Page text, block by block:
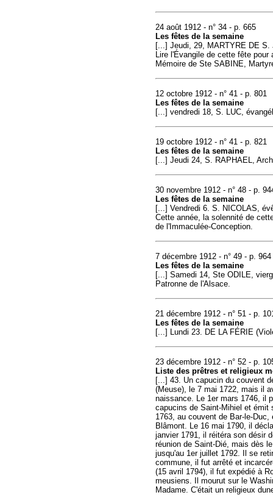
24 août 1912 - n° 34 - p. 665
Les fêtes de la semaine
[...] Jeudi, 29, MARTYRE DE
Lire l'Évangile de cette fête
Mémoire de Ste SABINE,
12 octobre 1912 - n° 41 - p. 801
Les fêtes de la semaine
[...] vendredi 18, S. LUC,
19 octobre 1912 - n° 41 - p. 821
Les fêtes de la semaine
[...] Jeudi 24, S. RAPHAEL,
30 novembre 1912 - n° 48 - p.
Les fêtes de la semaine
[...] Vendredi 6. S. NICOLAS,
Cette année, la solennité de
de l'Immaculée-Conception.
7 décembre 1912 - n° 49 - p. 964
Les fêtes de la semaine
[...] Samedi 14, Ste ODILE,
Patronne de l'Alsace.
21 décembre 1912 - n° 51 - p.
Les fêtes de la semaine
[...] Lundi 23. DE LA FÉRIE
23 décembre 1912 - n° 52 - p.
Liste des prêtres et religieux
[...] 43. Un capucin du couvent
(Meuse), le 7 mai 1722, mais il
naissance. Le 1er mars 1746, il
capucins de Saint-Mihiel et émit
1763, au couvent de Bar-le-
Blâmont. Le 16 mai 1790, il
janvier 1791, il réitéra son désir
réunion de Saint-Dié, mais dès
jusqu'au 1er juillet 1792. Il se
commune, il fut arrêté et
(15 avril 1794), il fut expédié à
meusiens. Il mourut sur le
Madame. C'était un religieux